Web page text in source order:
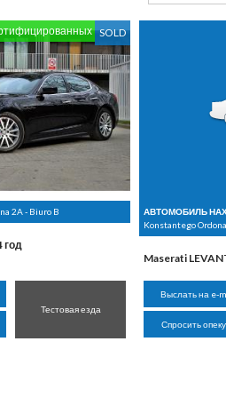
SOLD
2A - Biuro B
год
Тестовая езда
АВТОМОБИЛЬ
Konstantego
Maserati
Выслать на e-
Спросить